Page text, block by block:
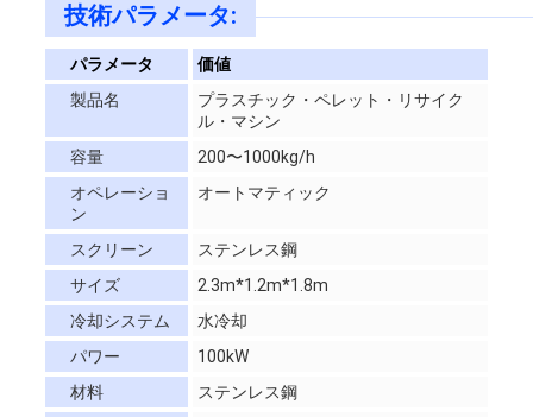
PRIVACY
POLICY
技術パラメータ:
パラメータ
価値
製品名
プラスチック・ペレット・リサイク
ル・マシン
容量
200〜1000kg/h
オペレーショ
ン
オートマティック
スクリーン
ステンレス鋼
サイズ
2.3m*1.2m*1.8m
冷却システム
水冷却
パワー
100kW
材料
ステンレス鋼